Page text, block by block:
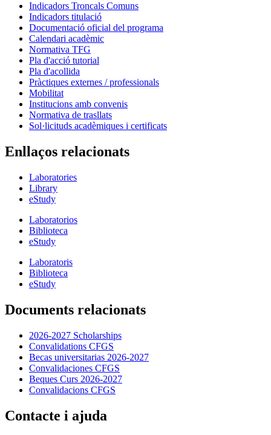
Indicadors Troncals Comuns
Indicadors titulació
Documentació oficial del programa
Calendari acadèmic
Normativa TFG
Pla d'acció tutorial
Pla d'acollida
Pràctiques externes / professionals
Mobilitat
Institucions amb convenis
Normativa de trasllats
Sol·licituds acadèmiques i certificats
Enllaços relacionats
Laboratories
Library
eStudy
Laboratorios
Biblioteca
eStudy
Laboratoris
Biblioteca
eStudy
Documents relacionats
2026-2027 Scholarships
Convalidations CFGS
Becas universitarias 2026-2027
Convalidaciones CFGS
Beques Curs 2026-2027
Convalidacions CFGS
Contacte i ajuda